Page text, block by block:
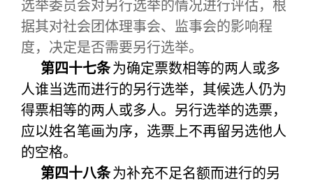
选举委员会对另行选举的情况进行评估，根
据其对社会团体理事会、监事会的影响程
度，决定是否需要另行选举。
第四十七条为确定票数相等的两人或多
人谁当选而进行的另行选举，其候选人仍为
得票相等的两人或多人。另行选举的选票，
应以姓名笔画为序，选票上不再留另选他人
的空格。
第四十八条为补充不足名额而进行的另